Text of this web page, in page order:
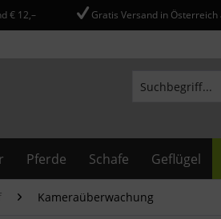
€ 12,– Gratis Versand in Österreich
Pferde Schafe Geflügel
Kameraüberwachung